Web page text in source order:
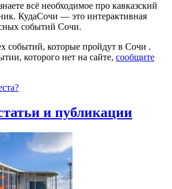
всё необходимое про кавказский
КудаСочи — это интерактивная
событий Сочи.
событий, которые пройдут в Сочи .
которого нет на сайте, сообщите
и публикации